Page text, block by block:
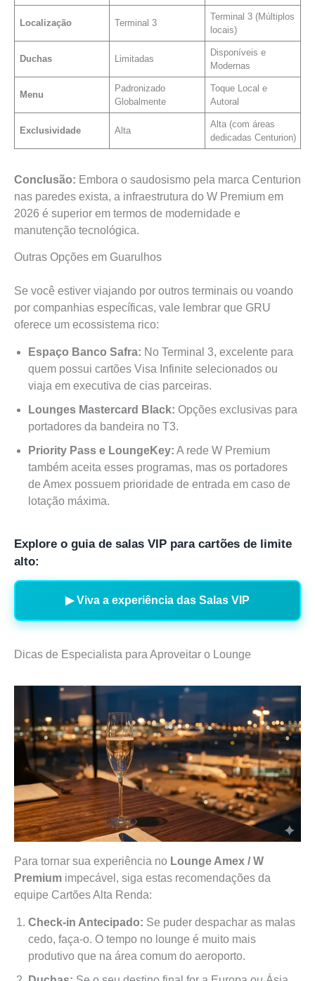
Localização Terminal 3
Terminal 3 (Múltiplos
locais)
Duchas Limitadas
Disponíveis e
Modernas
Menu
Padronizado
Globalmente
Toque Local e
Autoral
Exclusividade Alta
Alta (com áreas
dedicadas Centurion)
Conclusão: Embora o saudosismo pela marca Centurion
nas paredes exista, a infraestrutura do W Premium em
2026 é superior em termos de modernidade e
manutenção tecnológica.
Outras Opções em Guarulhos
Se você estiver viajando por outros terminais ou voando
por companhias específicas, vale lembrar que GRU
oferece um ecossistema rico:
Espaço Banco Safra: No Terminal 3, excelente para
quem possui cartões Visa Infinite selecionados ou
viaja em executiva de cias parceiras.
Lounges Mastercard Black: Opções exclusivas para
portadores da bandeira no T3.
Priority Pass e LoungeKey: A rede W Premium
também aceita esses programas, mas os portadores
de Amex possuem prioridade de entrada em caso de
lotação máxima.
Explore o guia de salas VIP para cartões de limite
alto:
▶ Viva a experiência das Salas VIP
Dicas de Especialista para Aproveitar o Lounge
Para tornar sua experiência no Lounge Amex / W
Premium impecável, siga estas recomendações da
equipe Cartões Alta Renda:
Check-in Antecipado: Se puder despachar as malas
cedo, faça-o. O tempo no lounge é muito mais
produtivo que na área comum do aeroporto.